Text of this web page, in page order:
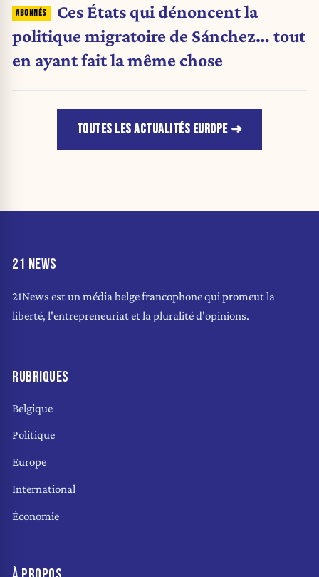
Ces États qui dénoncent la
politique migratoire de Sánchez… tout
en ayant fait la même chose
TOUTES LES ACTUALITÉS EUROPE
21 NEWS
21News est un média belge francophone qui promeut la
liberté, l'entrepreneuriat et la pluralité d'opinions.
RUBRIQUES
Belgique
Politique
Europe
International
Économie